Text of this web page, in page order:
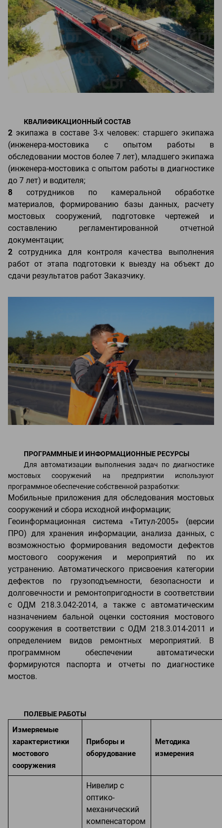
КВАЛИФИКАЦИОННЫЙ СОСТАВ
2 экипажа в составе 3-х человек: старшего экипажа
(инженера-мостовика с опытом работы в
обследовании мостов более 7 лет), младшего экипажа
(инженера-мостовика с опытом работы в диагностике
до 7 лет) и водителя;
8 сотрудников по камеральной обработке
материалов, формированию базы данных, расчету
мостовых сооружений, подготовке чертежей и
составлению регламентированной отчетной
документации;
2 сотрудника для контроля качества выполнения
работ от этапа подготовки к выезду на объект до
сдачи результатов работ Заказчику.
ПРОГРАММНЫЕ И ИНФОРМАЦИОННЫЕ РЕСУРСЫ
Для автоматизации выполнения задач по диагностике
мостовых сооружений на предприятии используют
программное обеспечение собственной разработки:
Мобильные приложения для обследования мостовых
сооружений и сбора исходной информации;
Геоинформационная система «Титул-2005» (версии
ПРО) для хранения информации, анализа данных, с
возможностью формирования ведомости дефектов
мостового сооружения и мероприятий по их
устранению. Автоматического присвоения категории
дефектов по грузоподъемности, безопасности и
долговечности и ремонтопригодности в соответствии
с ОДМ 218.3.042-2014, а также с автоматическим
назначением бальной оценки состояния мостового
сооружения в соответствии с ОДМ 218.3.014-2011 и
определением видов ремонтных мероприятий. В
программном обеспечении автоматически
формируются паспорта и отчеты по диагностике
мостов.
ПОЛЕВЫЕ РАБОТЫ
Измеряемые
характеристики
мостового
сооружения
Приборы и
оборудование
Методика
измерения
Нивелир с
оптико-
механический
компенсатором